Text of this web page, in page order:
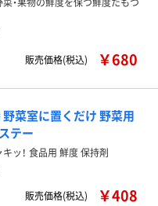
販売価格(税込)
￥680
菜室に置くだけ 野菜用
テー
ッ！ 食品用 鮮度 保持剤
販売価格(税込)
￥408